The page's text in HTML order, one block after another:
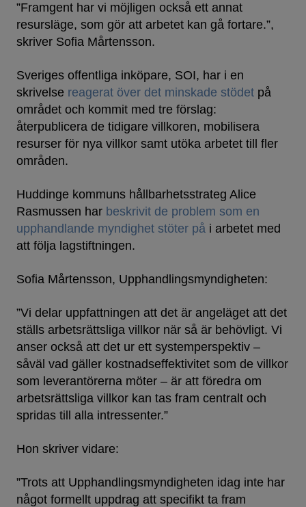
”Framgent har vi möjligen också ett annat
resursläge, som gör att arbetet kan gå fortare.”,
skriver Sofia Mårtensson.
Sveriges offentliga inköpare, SOI, har i en
skrivelse reagerat över det minskade stödet på
området och kommit med tre förslag:
återpublicera de tidigare villkoren, mobilisera
resurser för nya villkor samt utöka arbetet till fler
områden.
Huddinge kommuns hållbarhetsstrateg Alice
Rasmussen har beskrivit de problem som en
upphandlande myndighet stöter på i arbetet med
att följa lagstiftningen.
Sofia Mårtensson, Upphandlingsmyndigheten:
”Vi delar uppfattningen att det är angeläget att det
ställs arbetsrättsliga villkor när så är behövligt. Vi
anser också att det ur ett systemperspektiv –
såväl vad gäller kostnadseffektivitet som de villkor
som leverantörerna möter – är att föredra om
arbetsrättsliga villkor kan tas fram centralt och
spridas till alla intressenter.”
Hon skriver vidare:
”Trots att Upphandlingsmyndigheten idag inte har
något formellt uppdrag att specifikt ta fram